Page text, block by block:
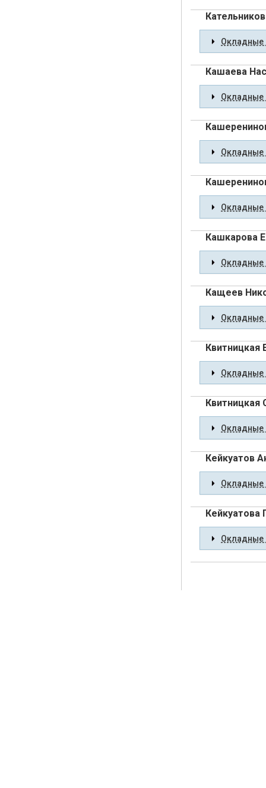
Окладные
Кашаева
Окладные
Окладные
Окладные
Кашкарова
Окладные
Кащеев
Окладные
Квитницкая
Окладные
Квитницкая
Окладные
Кейкуатов
Окладные
Кейкуатова
Окладные